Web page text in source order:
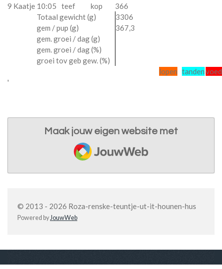
9 Kaatje 10:05 teef kop
366
Totaal gewicht (g)
3306
gem / pup (g)
367,3
gem. groei / dag (g)
gem. groei / dag (%)
groei tov geb gew. (%)
lopen tanden
'
Maak jouw eigen website met
JouwWeb
© 2013 - 2026 Roza-renske-teuntje-ut-it-hounen-hus
Powered byJouwWeb